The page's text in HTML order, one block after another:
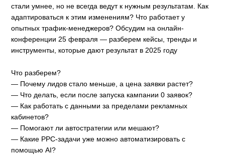
стали умнее, но не всегда ведут к нужным результатам. Как
адаптироваться к этим изменениям? Что работает у
опытных трафик-менеджеров? Обсудим на онлайн-
конференции 25 февраля — разберем кейсы, тренды и
инструменты, которые дают результат в 2025 году
Что разберем?
— Почему лидов стало меньше, а цена заявки растет?
— Что делать, если после запуска кампании 0 заявок?
— Как работать с данными за пределами рекламных
кабинетов?
— Помогают ли автостратегии или мешают?
— Какие PPC-задачи уже можно автоматизировать с
помощью AI?